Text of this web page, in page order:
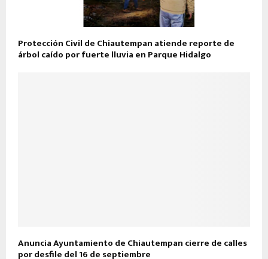
Protección Civil de Chiautempan atiende reporte de
árbol caído por fuerte lluvia en Parque Hidalgo
Anuncia Ayuntamiento de Chiautempan cierre de calles
por desfile del 16 de septiembre